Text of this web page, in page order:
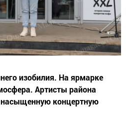
изобилия. На ярмарке
Артисты района
насыщенную концертную